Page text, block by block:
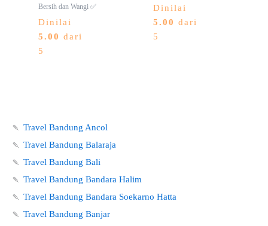
Bersih dan Wangi ✅
Dinilai
5.00 dari
5
Dinilai
5.00 dari
5
🍡 Travel Bandung Ancol
🍡 Travel Bandung Balaraja
🍡 Travel Bandung Bali
🍡 Travel Bandung Bandara Halim
🍡 Travel Bandung Bandara Soekarno Hatta
🍡 Travel Bandung Banjar